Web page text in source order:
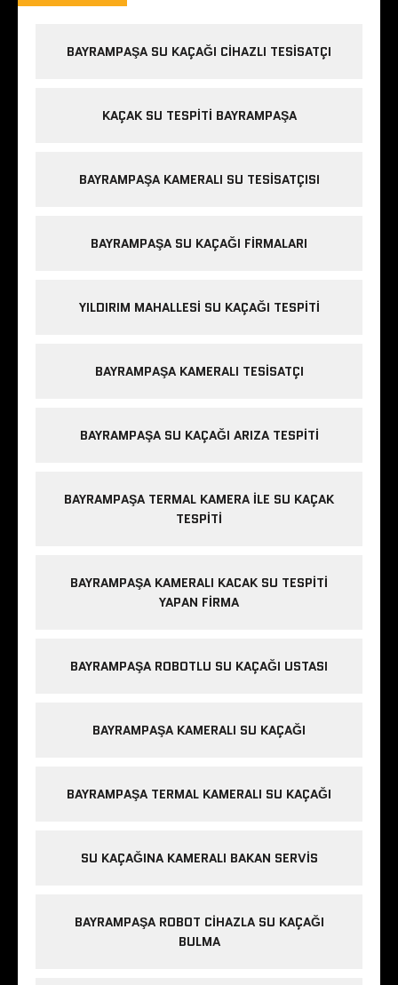
BAYRAMPAŞA SU KAÇAĞI CIHAZLI TESISATÇI
KAÇAK SU TESPITI BAYRAMPAŞA
BAYRAMPAŞA KAMERALI SU TESISATÇISI
BAYRAMPAŞA SU KAÇAĞI FIRMALARI
YILDIRIM MAHALLESI SU KAÇAĞI TESPITI
BAYRAMPAŞA KAMERALI TESISATÇI
BAYRAMPAŞA SU KAÇAĞI ARIZA TESPITI
BAYRAMPAŞA TERMAL KAMERA ILE SU KAÇAK
TESPITI
BAYRAMPAŞA KAMERALI KACAK SU TESPITI
YAPAN FIRMA
BAYRAMPAŞA ROBOTLU SU KAÇAĞI USTASI
BAYRAMPAŞA KAMERALI SU KAÇAĞI
BAYRAMPAŞA TERMAL KAMERALI SU KAÇAĞI
SU KAÇAĞINA KAMERALI BAKAN SERVIS
BAYRAMPAŞA ROBOT CIHAZLA SU KAÇAĞI
BULMA